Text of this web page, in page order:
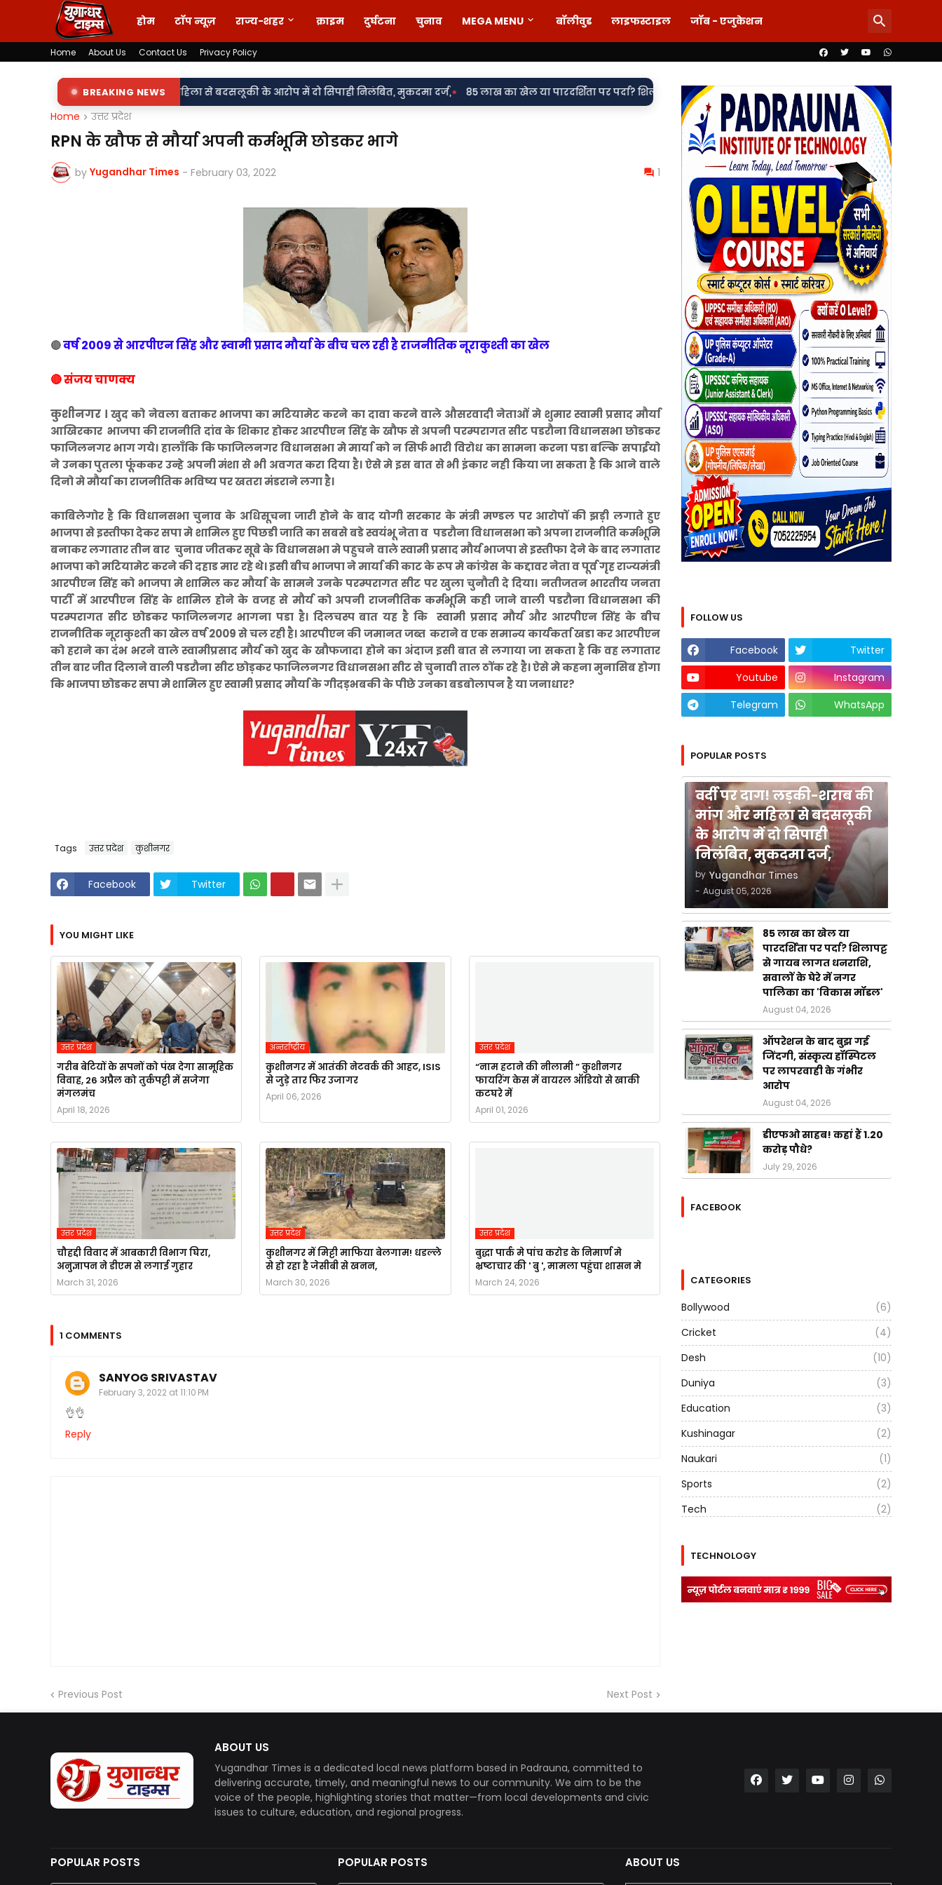
होम टॉप न्यूज़ राज्य-शहर क्राइम दुर्घटना चुनाव MEGA MENU बॉलीवुड लाइफस्टाइल जॉब - एजुकेशन
Home About Us Contact Us Privacy Policy
BREAKING NEWS
लड़की-शराब की मांग और महिला से बदसलूकी के आरोप में दो सिपाही निलंबित, मुकदमा दर्ज,• 85 लाख का खेल या पारदर्शिता पर पर्दा? शिलापट्ट से गायब लागत धनराशि, सवालों के घेरे में नगर पालिका का 'विकास मॉडल'
Home उत्तर प्रदेश
RPN के खौफ से मौर्या अपनी कर्मभूमि छोडकर भागे
by Yugandhar Times - February 03, 2022 1
🔴वर्ष 2009 से आरपीएन सिंह और स्वामी प्रसाद मौर्या के बीच चल रही है राजनीतिक नूराकुश्ती का खेल
🔴 संजय चाणक्य
कुशीनगर ।खुद को नेवला बताकर भाजपा का मटियामेट करने का दावा करने वाले औसरवादी नेताओं मे शुमार स्वामी प्रसाद मौर्या
आखिरकार भाजपा की राजनीति दांव के शिकार होकर आरपीएन सिंह के खौफ से अपनी परम्परागत सीट पडरौना विधानसभा छोडकर
फाजिलनगर भाग गये। हालाँकि कि फाजिलनगर विधानसभा मे मार्या को न सिर्फ भारी विरोध का सामना करना पडा बल्कि सपाईयो
ने उनका पुतला फूंककर उन्हे अपनी मंशा से भी अवगत करा दिया है। ऐसे मे इस बात से भी इंकार नही किया जा सकता है कि आने वाले
दिनो मे मौर्या का राजनीतिक भविष्य पर खतरा मंडराने लगा है।
काबिलेगोर है कि विधानसभा चुनाव के अधिसूचना जारी होने के बाद योगी सरकार के मंत्री मण्डल पर आरोपों की झड़ी लगाते हुए
भाजपा से इस्तीफा देकर सपा मे शामिल हुए पिछडी जाति का सबसे बडे स्वयंभू नेता व पडरौना विधानसभा को अपना राजनीति कर्मभूमि
बनाकर लगातार तीन बार चुनाव जीतकर सूबे के विधानसभा मे पहुचने वाले स्वामी प्रसाद मौर्य भाजपा से इस्तीफा देने के बाद लगातार
भाजपा को मटियामेट करने की दहाड मार रहे थे। इसी बीच भाजपा ने मार्या की काट के रूप मे कांग्रेस के कद्दावर नेता व पूर्व गृह राज्यमंत्री
आरपीएन सिंह को भाजपा मे शामिल कर मौर्या के सामने उनके परम्परागत सीट पर खुला चुनौती दे दिया। नतीजतन भारतीय जनता
पार्टी में आरपीएन सिंह के शामिल होने के वजह से मौर्य को अपनी राजनीतिक कर्मभूमि कही जाने वाली पडरौना विधानसभा की
परम्परागत सीट छोडकर फाजिलनगर भागना पडा है। दिलचस्प बात यह है कि स्वामी प्रसाद मौर्य और आरपीएन सिंह के बीच
राजनीतिक नूराकुश्ती का खेल वर्ष 2009 से चल रही है। आरपीएन की जमानत जब्त कराने व एक समान्य कार्यकर्ता खडा कर आरपीएन
को हराने का दंभ भरने वाले स्वामीप्रसाद मौर्य को खुद के खौफजादा होने का अंदाज इसी बात से लगाया जा सकता है कि वह लगातार
तीन बार जीत दिलाने वाली पडरौना सीट छोड़कर फाजिलनगर विधानसभा सीट से चुनावी ताल ठोंक रहे है। ऐसे मे कहना मुनासिब होगा
कि भाजपा छोडकर सपा मे शामिल हुए स्वामी प्रसाद मौर्या के गीदड़भबकी के पीछे उनका बडबोलापन है या जनाधार?
Tags उत्तर प्रदेश कुशीनगर
Facebook Twitter
YOU MIGHT LIKE
उत्तर प्रदेश
गरीब बेटियों के सपनों को पंख देगा सामूहिक
विवाह, 26 अप्रैल को तुर्कपट्टी में सजेगा
मंगलमंच
April 18, 2026
अन्तर्राष्ट्रीय
कुशीनगर में आतंकी नेटवर्क की आहट, ISIS
से जुड़े तार फिर उजागर
April 06, 2026
उत्तर प्रदेश
“नाम हटाने की नीलामी ” कुशीनगर
फायरिंग केस में वायरल ऑडियो से खाकी
कटघरे में
April 01, 2026
उत्तर प्रदेश
चौहद्दी विवाद में आबकारी विभाग घिरा,
अनुज्ञापन ने डीएम से लगाई गुहार
March 31, 2026
उत्तर प्रदेश
कुशीनगर में मिट्टी माफिया बेलगाम! धडल्ले
से हो रहा है जेसीबी से खनन,
March 30, 2026
उत्तर प्रदेश
बुद्धा पार्क मे पांच करोड के निमार्ण मे
भ्रष्टाचार की ' बु ', मामला पहुंचा शासन मे
March 24, 2026
1 COMMENTS
SANYOG SRIVASTAV
February 3, 2022 at 11:10 PM
👌👌
Reply
Previous Post Next Post
FOLLOW US
Facebook
Twitter
Youtube
Instagram
Telegram
WhatsApp
POPULAR POSTS
वर्दी पर दाग! लड़की-शराब की
मांग और महिला से बदसलूकी
के आरोप में दो सिपाही
निलंबित, मुकदमा दर्ज,
by Yugandhar Times
- August 05, 2026
85 लाख का खेल या
पारदर्शिता पर पर्दा? शिलापट्ट
से गायब लागत धनराशि,
सवालों के घेरे में नगर
पालिका का 'विकास मॉडल'
August 04, 2026
ऑपरेशन के बाद बुझ गई
जिंदगी, संस्कृत्य हॉस्पिटल
पर लापरवाही के गंभीर
आरोप
August 04, 2026
डीएफओ साहब! कहां हैं 1.20
करोड़ पौधे?
July 29, 2026
FACEBOOK
CATEGORIES
Bollywood
(6)
Cricket
(4)
Desh
(10)
Duniya
(3)
Education
(3)
Kushinagar
(2)
Naukari
(1)
Sports
(2)
Tech
(2)
TECHNOLOGY
ABOUT US
Yugandhar Times is a dedicated local news platform based in Padrauna, committed to
delivering accurate, timely, and meaningful news to our community. We aim to be the
voice of the people, highlighting stories that matter—from local developments and civic
issues to culture, education, and regional progress.
POPULAR POSTS POPULAR POSTS ABOUT US